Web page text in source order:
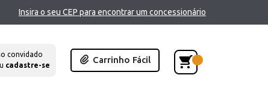
Insira o seu CEP para encontrar um concessionário
convidado
cadastre-se
Carrinho Fácil